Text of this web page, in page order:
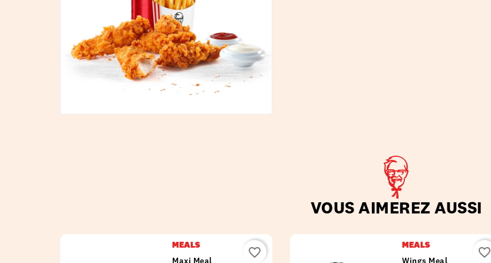
VOUS AIMEREZ AUSSI
MEALS
Maxi Meal
favorite_border
MEALS
Wings Meal
favorite_border